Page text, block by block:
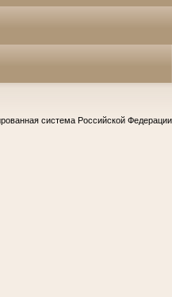
система Российской